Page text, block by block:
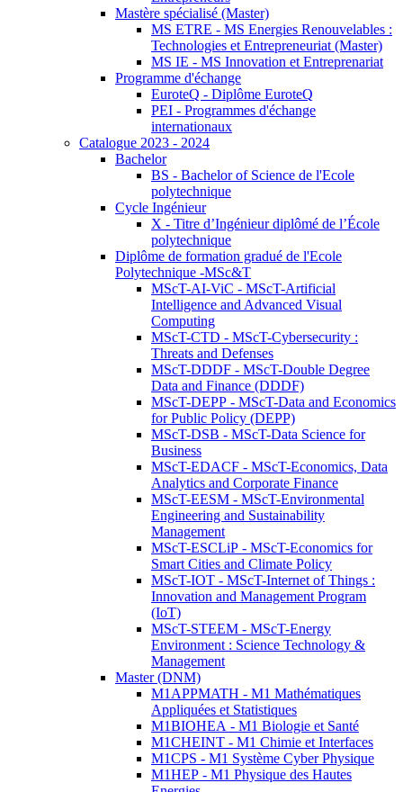
Mastère spécialisé (Master)
MS ETRE - MS Energies Renouvelables :
Technologies et Entrepreneuriat (Master)
MS IE - MS Innovation et Entreprenariat
Programme d'échange
EuroteQ - Diplôme EuroteQ
PEI - Programmes d'échange
internationaux
Catalogue 2023 - 2024
Bachelor
BS - Bachelor of Science de l'Ecole
polytechnique
Cycle Ingénieur
X - Titre d’Ingénieur diplômé de l’École
polytechnique
Diplôme de formation gradué de l'Ecole
Polytechnique -MSc&T
MScT-AI-ViC - MScT-Artificial
Intelligence and Advanced Visual
Computing
MScT-CTD - MScT-Cybersecurity :
Threats and Defenses
MScT-DDDF - MScT-Double Degree
Data and Finance (DDDF)
MScT-DEPP - MScT-Data and Economics
for Public Policy (DEPP)
MScT-DSB - MScT-Data Science for
Business
MScT-EDACF - MScT-Economics, Data
Analytics and Corporate Finance
MScT-EESM - MScT-Environmental
Engineering and Sustainability
Management
MScT-ESCLiP - MScT-Economics for
Smart Cities and Climate Policy
MScT-IOT - MScT-Internet of Things :
Innovation and Management Program
(IoT)
MScT-STEEM - MScT-Energy
Environment : Science Technology &
Management
Master (DNM)
M1APPMATH - M1 Mathématiques
Appliquées et Statistiques
M1BIOHEA - M1 Biologie et Santé
M1CHEINT - M1 Chimie et Interfaces
M1CPS - M1 Système Cyber Physique
M1HEP - M1 Physique des Hautes